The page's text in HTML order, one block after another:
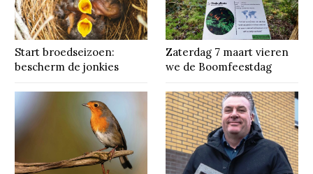
Start broedseizoen:
bescherm de jonkies
Zaterdag 7 maart vieren
we de Boomfeestdag